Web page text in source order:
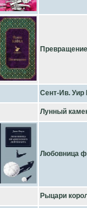
Превращение
Сент-Ив. Уир
Лунный
Любовница
Рыцари